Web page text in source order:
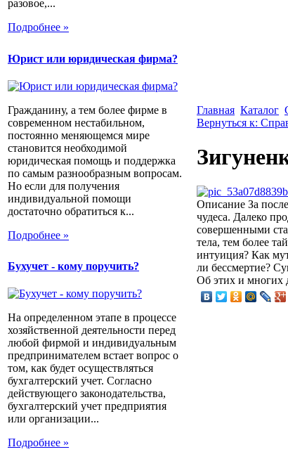
разовое,...
Подробнее »
Юрист или юридическая фирма?
Гражданину, а тем более фирме в
современном нестабильном,
постоянно меняющемся мире
становится необходимой
юридическая помощь и поддержка
по самым разнообразным вопросам.
Но если для получения
индивидуальной помощи
достаточно обратиться к...
Подробнее »
Бухучет - кому поручить?
На определенном этапе в процессе
хозяйственной деятельности перед
любой фирмой и индивидуальным
предпринимателем встает вопрос о
том, как будет осуществляться
бухгалтерский учет. Согласно
действующего законодательства,
бухгалтерский учет предприятия
или организации...
Подробнее »
Главная Каталог
Вернуться к:
Описание За
чудеса. Далеко
совершенными
тела, тем более
интуиция? Как
ли бессмертие?
Об этих и многих